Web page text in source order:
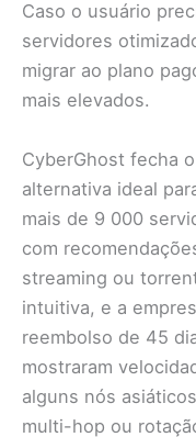
Caso o usuário
servidores
migrar ao plano
mais elevados.
CyberGhost fecha
alternativa ideal
mais de 9 000
com
streaming ou
intuitiva, e a
reembolso de 45
mostraram
alguns nós
multi-hop ou